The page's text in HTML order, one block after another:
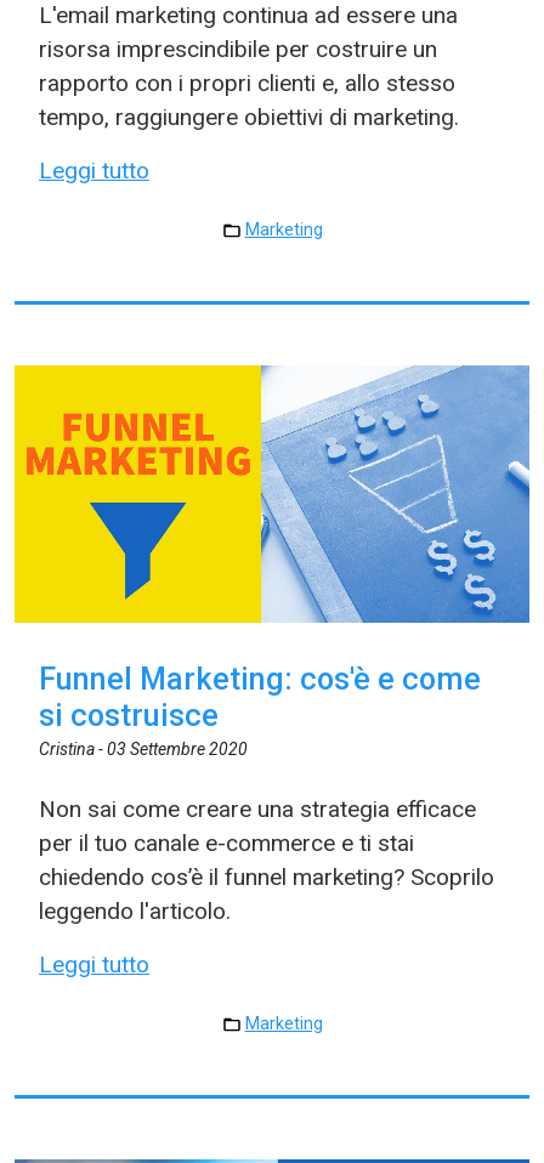
L'email marketing continua ad essere una
risorsa imprescindibile per costruire un
rapporto con i propri clienti e, allo stesso
tempo, raggiungere obiettivi di marketing.
Leggi tutto
Marketing
Funnel Marketing: cos'è e come
si costruisce
Cristina -03 Settembre 2020
Non sai come creare una strategia efficace
per il tuo canale e-commerce e ti stai
chiedendo cos’è il funnel marketing? Scoprilo
leggendo l'articolo.
Leggi tutto
Marketing